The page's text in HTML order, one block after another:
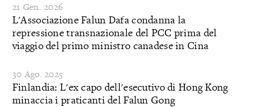
21 Gen. 2026
L'Associazione Falun Dafa condanna la
repressione transnazionale del PCC prima del
viaggio del primo ministro canadese in Cina
30 Ago. 2025
Finlandia: L'ex capo dell'esecutivo di Hong Kong
minaccia i praticanti del Falun Gong